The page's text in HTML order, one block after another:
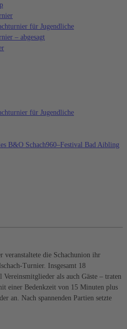
für Jugendliche
– abgesagt
für Jugendliche
B&O Schach960–Festival Bad Aibling
veranstaltete die Schachunion ihr
Turnier. Insgesamt 18
als auch Gäste – traten
einer Bedenkzeit von 15 Minuten plus
an. Nach spannenden Partien setzte